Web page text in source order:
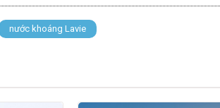
nước khoáng Lavie